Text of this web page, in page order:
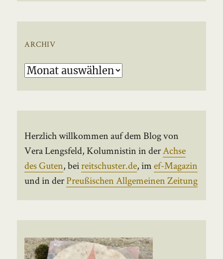
ARCHIV
Archiv
Herzlich willkommen auf dem Blog von
Vera Lengsfeld, Kolumnistin in derAchse
des Guten, beireitschuster.de, imef-Magazin
und in derPreußischen Allgemeinen Zeitung